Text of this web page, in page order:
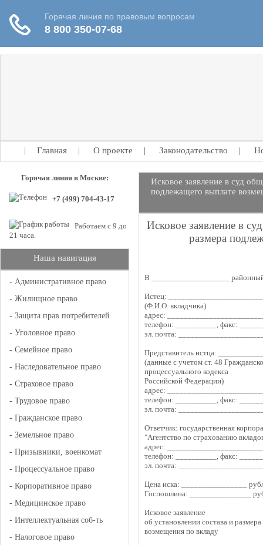
| Главная | О проекте | Законодательство |
Горячая линия в Москве:
+7 (499) 704-43-17
Работаем с 9 до
21 часа.
Наша навигация
- Административное право
- Жилищное право
- Защита прав потребителей
- Уголовное право
- Семейное право
- Наследовательное право
- Страховое право
- Трудовое право
- Гражданское право
- Земельное право
- Призывники, военкомат
- Процессуальное право
- Корпоративное право
- Медицинское право
- Интеллектуальная соб-ть
- Налоговое право
Исковое заявление в суд
подлежащего выплате
Исковое заявление в
размера
В ___________________
Истец:
(Ф.И.О. вкладчика)
адрес:
телефон: __________, факс:
эл. почта:
Представитель истца:
(данные с учетом ст. 48
процессуального кодекса
Российской Федерации)
адрес:
телефон: __________, факс:
эл. почта:
Ответчик: государственная
"Агентство по страхованию
адрес:
телефон: __________, факс:
эл. почта:
Цена иска: ________________
Госпошлина: _______________
Исковое заявление
об установлении состава и
возмещения по вкладу